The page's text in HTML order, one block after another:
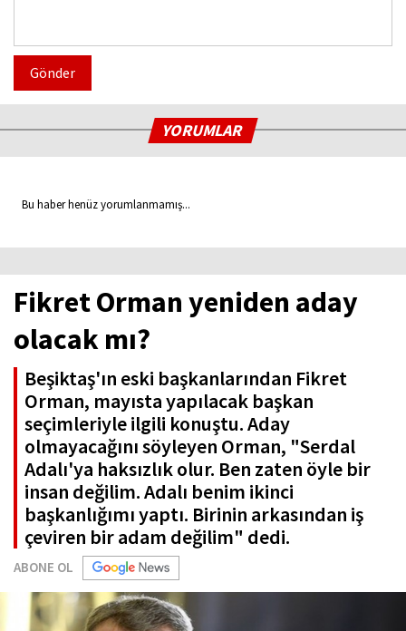
Gönder
YORUMLAR
Bu haber henüz yorumlanmamış...
Fikret Orman yeniden aday
olacak mı?
Beşiktaş'ın eski başkanlarından Fikret
Orman, mayısta yapılacak başkan
seçimleriyle ilgili konuştu. Aday
olmayacağını söyleyen Orman, "Serdal
Adalı'ya haksızlık olur. Ben zaten öyle bir
insan değilim. Adalı benim ikinci
başkanlığımı yaptı. Birinin arkasından iş
çeviren bir adam değilim" dedi.
ABONE OL